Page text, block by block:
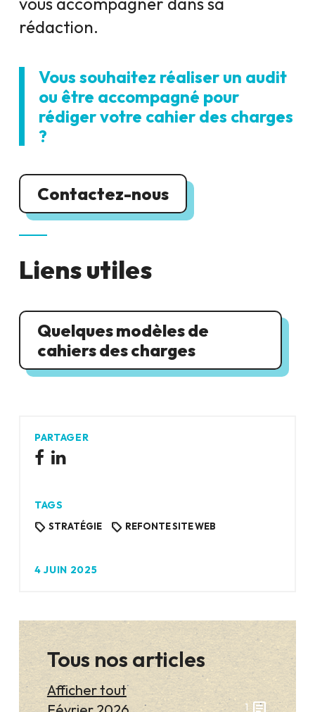
rédaction.
Vous souhaitez réaliser un audit
ou être accompagné pour
rédiger votre cahier des charges
?
Contactez-nous
Liens utiles
Quelques modèles de
cahiers des charges
PARTAGER
TAGS
STRATÉGIE REFONTE SITE WEB
4 JUIN 2025
Tous nos articles
Afficher tout
1